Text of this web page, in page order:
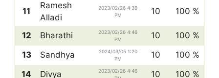
11
Ramesh
Alladi
2023/02/26 4:39
PM
10 100 %
12 Bharathi
2023/02/26 4:46
PM
10
100 %
13
Sandhya
2024/03/05 1:20
PM
10
100 %
14
Divya
2023/02/26 4:46
10
100 %